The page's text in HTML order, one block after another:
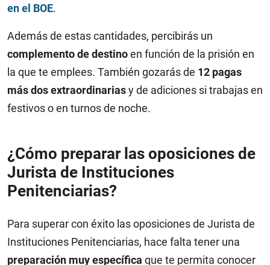
en el BOE.
Además de estas cantidades, percibirás un
complemento de destinoen función de la prisión en
la que te emplees. También gozarás de 12 pagas
más dos extraordinariasy de adiciones si trabajas en
festivos o en turnos de noche.
¿Cómo preparar las oposiciones de
Jurista de Instituciones
Penitenciarias?
Para superar con éxito las oposiciones de Jurista de
Instituciones Penitenciarias, hace falta tener una
preparación muy específica que te permita conocer